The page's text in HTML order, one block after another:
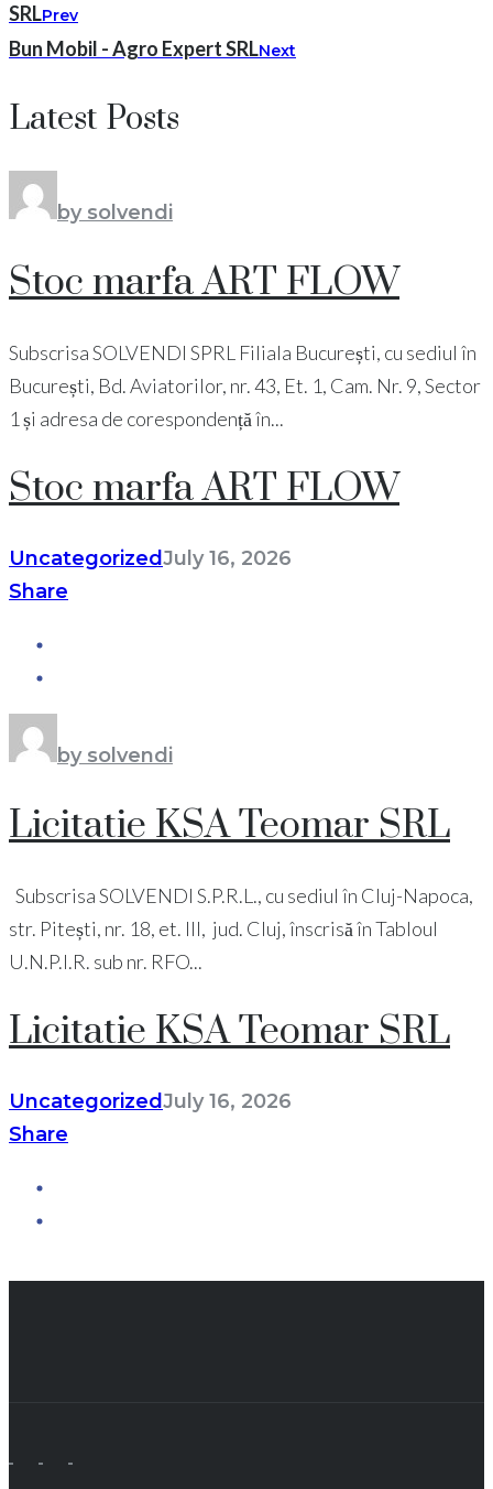
SRLPrev
Bun Mobil - Agro Expert SRLNext
Latest Posts
by solvendi
Stoc marfa ART FLOW
Subscrisa SOLVENDI SPRL Filiala București, cu sediul în
București, Bd. Aviatorilor, nr. 43, Et. 1, Cam. Nr. 9, Sector
1 și adresa de corespondență în...
Stoc marfa ART FLOW
UncategorizedJuly 16, 2026
Share
by solvendi
Licitatie KSA Teomar SRL
Subscrisa SOLVENDI S.P.R.L., cu sediul în Cluj-Napoca,
str. Pitești, nr. 18, et. III, jud. Cluj, înscrisă în Tabloul
U.N.P.I.R. sub nr. RFO...
Licitatie KSA Teomar SRL
UncategorizedJuly 16, 2026
Share